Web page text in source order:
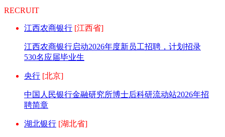
RECRUIT
江西农商银行 [江西省]
江西农商银行启动2026年度新员工招聘，计划招录
530名应届毕业生
央行 [北京]
中国人民银行金融研究所博士后科研流动站2026年招
聘简章
湖北银行 [湖北省]